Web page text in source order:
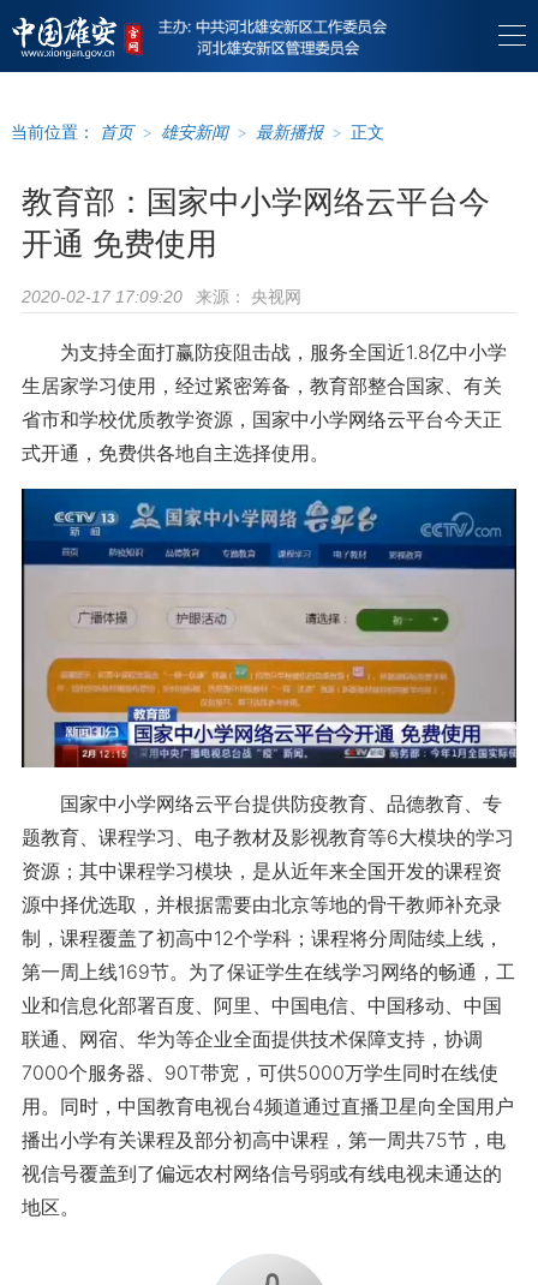
当前位置： 首页 > 雄安新闻 > 最新播报 > 正文
教育部：国家中小学网络云平台今
开通 免费使用
2020-02-17 17:09:20 来源： 央视网
为支持全面打赢防疫阻击战，服务全国近1.8亿中小学
生居家学习使用，经过紧密筹备，教育部整合国家、有关
省市和学校优质教学资源，国家中小学网络云平台今天正
式开通，免费供各地自主选择使用。
国家中小学网络云平台提供防疫教育、品德教育、专
题教育、课程学习、电子教材及影视教育等6大模块的学习
资源；其中课程学习模块，是从近年来全国开发的课程资
源中择优选取，并根据需要由北京等地的骨干教师补充录
制，课程覆盖了初高中12个学科；课程将分周陆续上线，
第一周上线169节。为了保证学生在线学习网络的畅通，工
业和信息化部署百度、阿里、中国电信、中国移动、中国
联通、网宿、华为等企业全面提供技术保障支持，协调
7000个服务器、90T带宽，可供5000万学生同时在线使
用。同时，中国教育电视台4频道通过直播卫星向全国用户
播出小学有关课程及部分初高中课程，第一周共75节，电
视信号覆盖到了偏远农村网络信号弱或有线电视未通达的
地区。